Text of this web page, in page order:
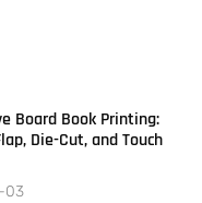
Board Book Printing:
Die-Cut, and Touch
03